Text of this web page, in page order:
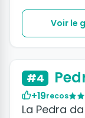
Voir le
#4
+19recos
La Pedra